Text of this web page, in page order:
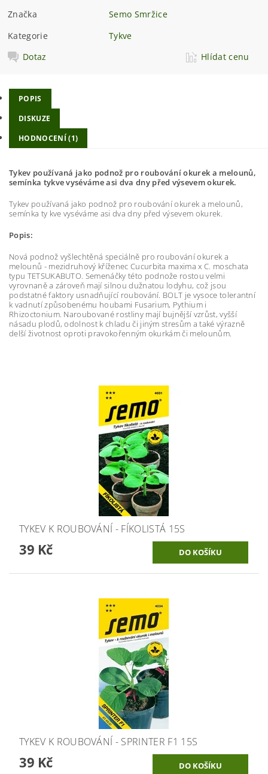
Značka
Semo Smržice
Kategorie
Tykve
Dotaz
Hlídat cenu
POPIS
DISKUZE
HODNOCENÍ (1)
Tykev používaná jako podnož pro roubování okurek a melounů,
semínka tykve vyséváme asi dva dny před výsevem okurek.
Tykev používaná jako podnož pro roubování okurek a melounů,
semínka ty kve vyséváme asi dva dny před výsevem okurek.
Popis:
Nová podnož vyšlechtěná speciálně pro roubování okurek a
melounů - mezidruhový kříženec Cucurbita maxima x C. moschata
typu TETSUKABUTO. Semenáčky této podnože rostou velmi
vyrovnaně a zároveň mají silnou dužnatou lodyhu, což jsou
podstatné faktory usnadňující roubování. BOLT je vysoce tolerantní
k vadnutí způsobenému houbami Fusarium, Pythium i
Rhizoctonium. Naroubované rostliny mají bujnější vzrůst, vyšší
násadu plodů, odolnost k chladu či jiným stresům a také výrazně
delší životnost oproti pravokořenným okurkám či melounům.
TYKEV K ROUBOVÁNÍ - FÍKOLISTÁ 15S
39 Kč
TYKEV K ROUBOVÁNÍ - SPRINTER F1 15S
39 Kč